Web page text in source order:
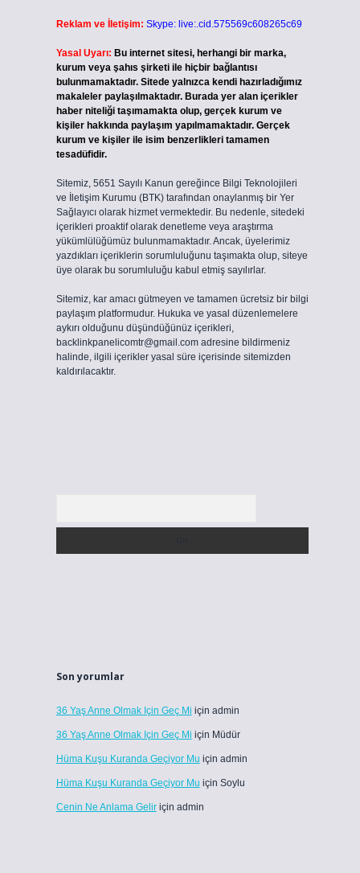
Reklam ve İletişim: Skype: live:.cid.575569c608265c69
Yasal Uyarı: Bu internet sitesi, herhangi bir marka,
kurum veya şahıs şirketi ile hiçbir bağlantısı
bulunmamaktadır. Sitede yalnızca kendi hazırladığımız
makaleler paylaşılmaktadır. Burada yer alan içerikler
haber niteliği taşımamakta olup, gerçek kurum ve
kişiler hakkında paylaşım yapılmamaktadır. Gerçek
kurum ve kişiler ile isim benzerlikleri tamamen
tesadüfidir.
Sitemiz, 5651 Sayılı Kanun gereğince Bilgi Teknolojileri
ve İletişim Kurumu (BTK) tarafından onaylanmış bir Yer
Sağlayıcı olarak hizmet vermektedir. Bu nedenle, sitedeki
içerikleri proaktif olarak denetleme veya araştırma
yükümlülüğümüz bulunmamaktadır. Ancak, üyelerimiz
yazdıkları içeriklerin sorumluluğunu taşımakta olup, siteye
üye olarak bu sorumluluğu kabul etmiş sayılırlar.
Sitemiz, kar amacı gütmeyen ve tamamen ücretsiz bir bilgi
paylaşım platformudur. Hukuka ve yasal düzenlemelere
aykırı olduğunu düşündüğünüz içerikleri,
backlinkpanelicomtr@gmail.comadresine bildirmeniz
halinde, ilgili içerikler yasal süre içerisinde sitemizden
kaldırılacaktır.
Son yorumlar
36 Yaş Anne Olmak Için Geç Mi için admin
36 Yaş Anne Olmak Için Geç Mi için Müdür
Hüma Kuşu Kuranda Geçiyor Mu için admin
Hüma Kuşu Kuranda Geçiyor Mu için Soylu
Cenin Ne Anlama Geliriçin admin